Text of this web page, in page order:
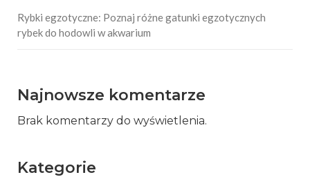
Rybki egzotyczne: Poznaj różne gatunki egzotycznych
rybek do hodowli w akwarium
Najnowsze komentarze
Brak komentarzy do wyświetlenia.
Kategorie